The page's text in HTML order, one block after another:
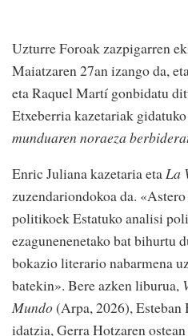
Uzturre Foroak zazpigarren
Maiatzaren 27an izango da,
eta Raquel Martí gonbidatu
Etxeberria kazetariak
munduaren noraeza
Enric Juliana kazetaria etaLa
zuzendariondokoa da.
politikoek Estatuko analisi
ezagunenenetako bat bihurtu
bokazio literario nabarmena
batekin». Bere azken liburua,
Mundo(Arpa, 2026), Esteban
idatzia, Gerra Hotzaren